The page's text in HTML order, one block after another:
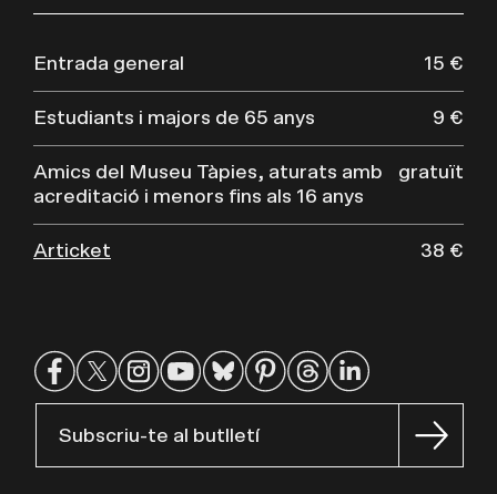
Entrada general 15 €
Estudiants i majors de 65 anys 9 €
Amics del Museu Tàpies, aturats amb
acreditació i menors fins als 16 anys
gratuït
Articket 38 €
Subscriu-te al butlletí